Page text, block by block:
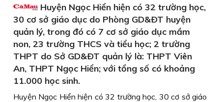
Huyện Ngọc Hiển hiện có 32 trường học,
30 cơ sở giáo dục do Phòng GD&ÐT huyện
quản lý, trong đó có 7 cơ sở giáo dục mầm
non, 23 trường THCS và tiểu học; 2 trường
THPT do Sở GD&ÐT quản lý là: THPT Viên
An, THPT Ngọc Hiển; với tổng số có khoảng
11.000 học sinh.
Huyện Ngọc Hiển hiện có 32 trường học, 30 cơ sở giáo